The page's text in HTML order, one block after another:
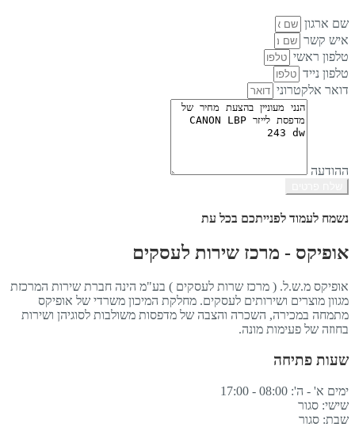
שם ארגון
איש קשר
טלפון ראשי
טלפון נייד
דואר אלקטרוני
ההודעה
נשמח לעמוד לפנייתכם בכל עת
אופיקס - מרכז שירות לעסקים
אופיקס מ.ש.ל. ( מרכז שרות לעסקים ) בע"מ הינה חברת שירות המרכזת
מגוון מוצרים ושירותים לעסקים. מחלקת המיכון משרדי של אופיקס
מתמחה במכירה, השכרה והצבה של מדפסות משולבות לסוגיהן ושירות
בחוזה של פעימות מונה.
שעות פתיחה
ימים א' - ה': 08:00 - 17:00
שישי: סגור
שבת: סגור